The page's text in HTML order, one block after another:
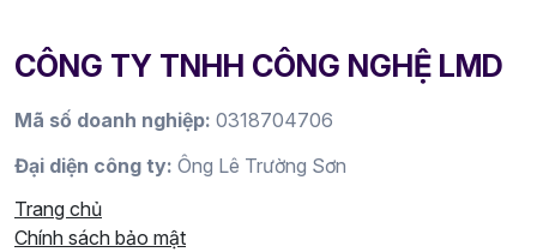
CÔNG TY TNHH CÔNG NGHỆ LMD
Mã số doanh nghiệp: 0318704706
Đại diện công ty: Ông Lê Trường Sơn
Trang chủ
Chính sách bảo mật